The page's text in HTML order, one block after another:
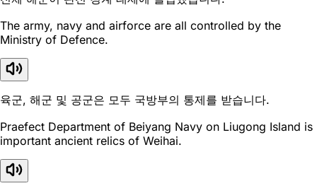
The army, navy and airforce are all controlled by the
Ministry of Defence.
육군, 해군 및 공군은 모두 국방부의 통제를 받습니다.
Praefect Department of Beiyang Navy on Liugong Island is
important ancient relics of Weihai.